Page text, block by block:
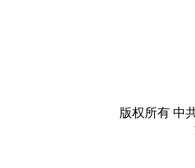
版权所有 中